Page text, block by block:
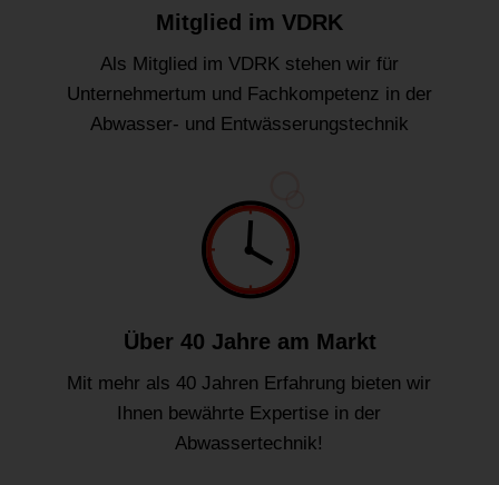
Mitglied im VDRK
Als Mitglied im VDRK stehen wir für
Unternehmertum und Fachkompetenz in der
Abwasser- und Entwässerungstechnik
Über 40 Jahre am Markt
Mit mehr als 40 Jahren Erfahrung bieten wir
Ihnen bewährte Expertise in der
Abwassertechnik!